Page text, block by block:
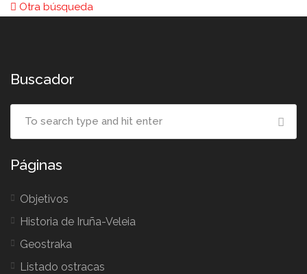
Otra búsqueda
Buscador
Páginas
Objetivos
Historia de Iruña-Veleia
Geostraka
Listado ostracas